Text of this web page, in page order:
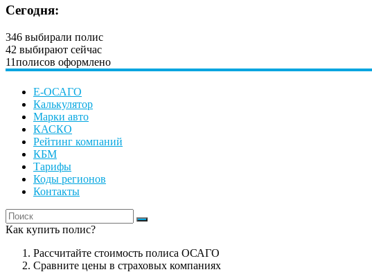
Сегодня:
346 выбирали полис
42 выбирают сейчас
11полисов оформлено
Е-ОСАГО
Калькулятор
Марки авто
КАСКО
Рейтинг компаний
КБМ
Тарифы
Коды регионов
Контакты
Как купить полис?
Рассчитайте стоимость полиса ОСАГО
Сравните цены в страховых компаниях